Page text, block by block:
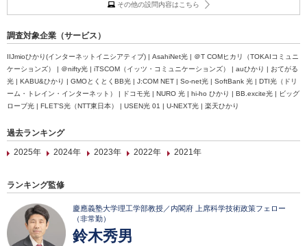
その他の設問内容はこちら
調査対象企業（サービス）
IIJmioひかり(インターネットイニシアティブ) | AsahiNet光 | ＠T COMヒカリ（TOKAIコミュニ
ケーションズ） | ＠nifty光 | iTSCOM（イッツ・コミュニケーションズ） | auひかり | おてがる
光 | KABU&ひかり | GMOとくとくBB光 | J:COM NET | So-net光 | SoftBank 光 | DTI光（ドリ
ーム・トレイン・インターネット） | ドコモ光 | NURO 光 | hi-ho ひかり | BB.excite光 | ビッグ
ローブ光 | FLET’S光（NTT東日本） | USEN光 01 | U-NEXT光 | 楽天ひかり
過去ランキング
2025年
2024年 2023年 2022年 2021年
ランキング監修
慶應義塾大学理工学部教授／内閣府 上席科学技術政策フェロー
（非常勤）
鈴木秀男